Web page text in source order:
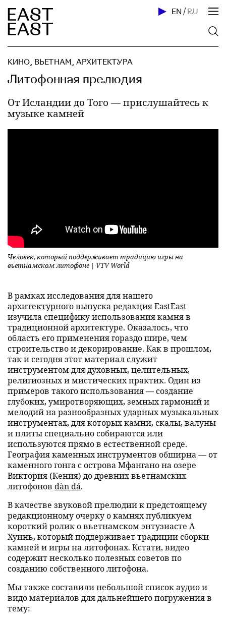
EN / RU
КИНО, ВЬЕТНАМ, АРХИТЕКТУРА
Литофонная прелюдия
От Исландии до Того — прислушайтесь к
музыке камней
Человек, который поддерживает традицию игры на
вьетнамском литофоне | VTV World
В рамках исследования для нашего
архитектурного выпуска редакция EastEast
изучила специфику использования камня в
традиционной архитектуре. Оказалось, что
область его применения гораздо шире, чем
строительство и декорирование. Как в прошлом,
так и сегодня этот материал служит
инструментом для духовных, целительных,
религиозных и мистических практик. Один из
примеров такого использования — создание
глубоких, умиротворяющих, земных гармоний и
мелодий на разнообразных ударных музыкальных
инструментах, для которых камни, скалы, валуны
и плиты специально собираются или
используются прямо в естественной среде.
География каменных инструментов обширна — от
каменного гонга с острова Мфангано на озере
Виктория (Кения) до древних вьетнамских
литофонов đàn đá.
В качестве звуковой прелюдии к предстоящему
редакционному очерку о камнях публикуем
короткий ролик о вьетнамском энтузиасте А
Хуинь, который поддерживает традиции сборки
камней и игры на литофонах. Кстати, видео
содержит несколько полезных советов по
созданию собственного литофона.
Мы также составили небольшой список аудио и
видо материалов для дальнейшего погружения в
тему: